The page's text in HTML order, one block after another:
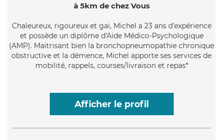
à 5km de chez Vous
Chaleureux, rigoureux et gai, Michel a 23 ans d'expérience
et possède un diplôme d'Aide Médico-Psychologique
(AMP). Maitrisant bien la bronchopneumopathie chronique
obstructive et la démence, Michel apporte ses services de
mobilité, rappels, courses/livraison et repas*
Afficher le profil